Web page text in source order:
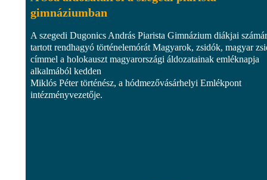
gimnáziumban
A szegedi Dugonics András Piarista Gimnázium diákjai
tartott rendhagyó történelemórát Magyarok, zsidók, magyar
címmel a holokauszt magyarországi áldozatainak emléknapja
alkalmából kedden
Miklós Péter történész, a hódmezővásárhelyi Emlékpont
intézményvezetője.